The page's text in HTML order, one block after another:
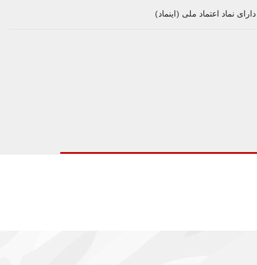
دارای نماد اعتماد ملی (اینماد)